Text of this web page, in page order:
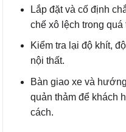
Lắp đặt và cố định
chế xô lệch trong
Kiểm tra lại độ khít,
nội thất.
Bàn giao xe và
quản thảm để khách
cách.